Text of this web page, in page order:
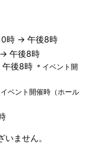
時 → 午後8時
午後8時
後8時 ＊イベント開
イベント開催時（ホール
ません。